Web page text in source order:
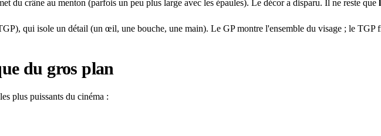
du crâne au menton (parfois un peu plus large avec les épaules). Le décor a disparu. Il ne reste que
qui isole un détail (un œil, une bouche, une main). Le GP montre l'ensemble du visage ; le TGP
du gros plan
plus puissants du cinéma :